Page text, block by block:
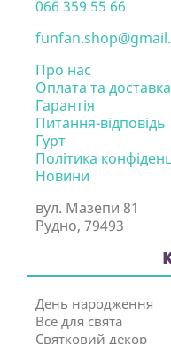
066 359 55 66
Про нас
Оплата та доставка
Гарантія
Питання-відповідь
Гурт
Політика
Новини
вул. Мазепи 81
Рудно, 79493
День народження
Все для свята
Святковий декор